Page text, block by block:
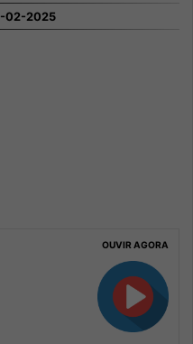
02-2025
OUVIR AGORA